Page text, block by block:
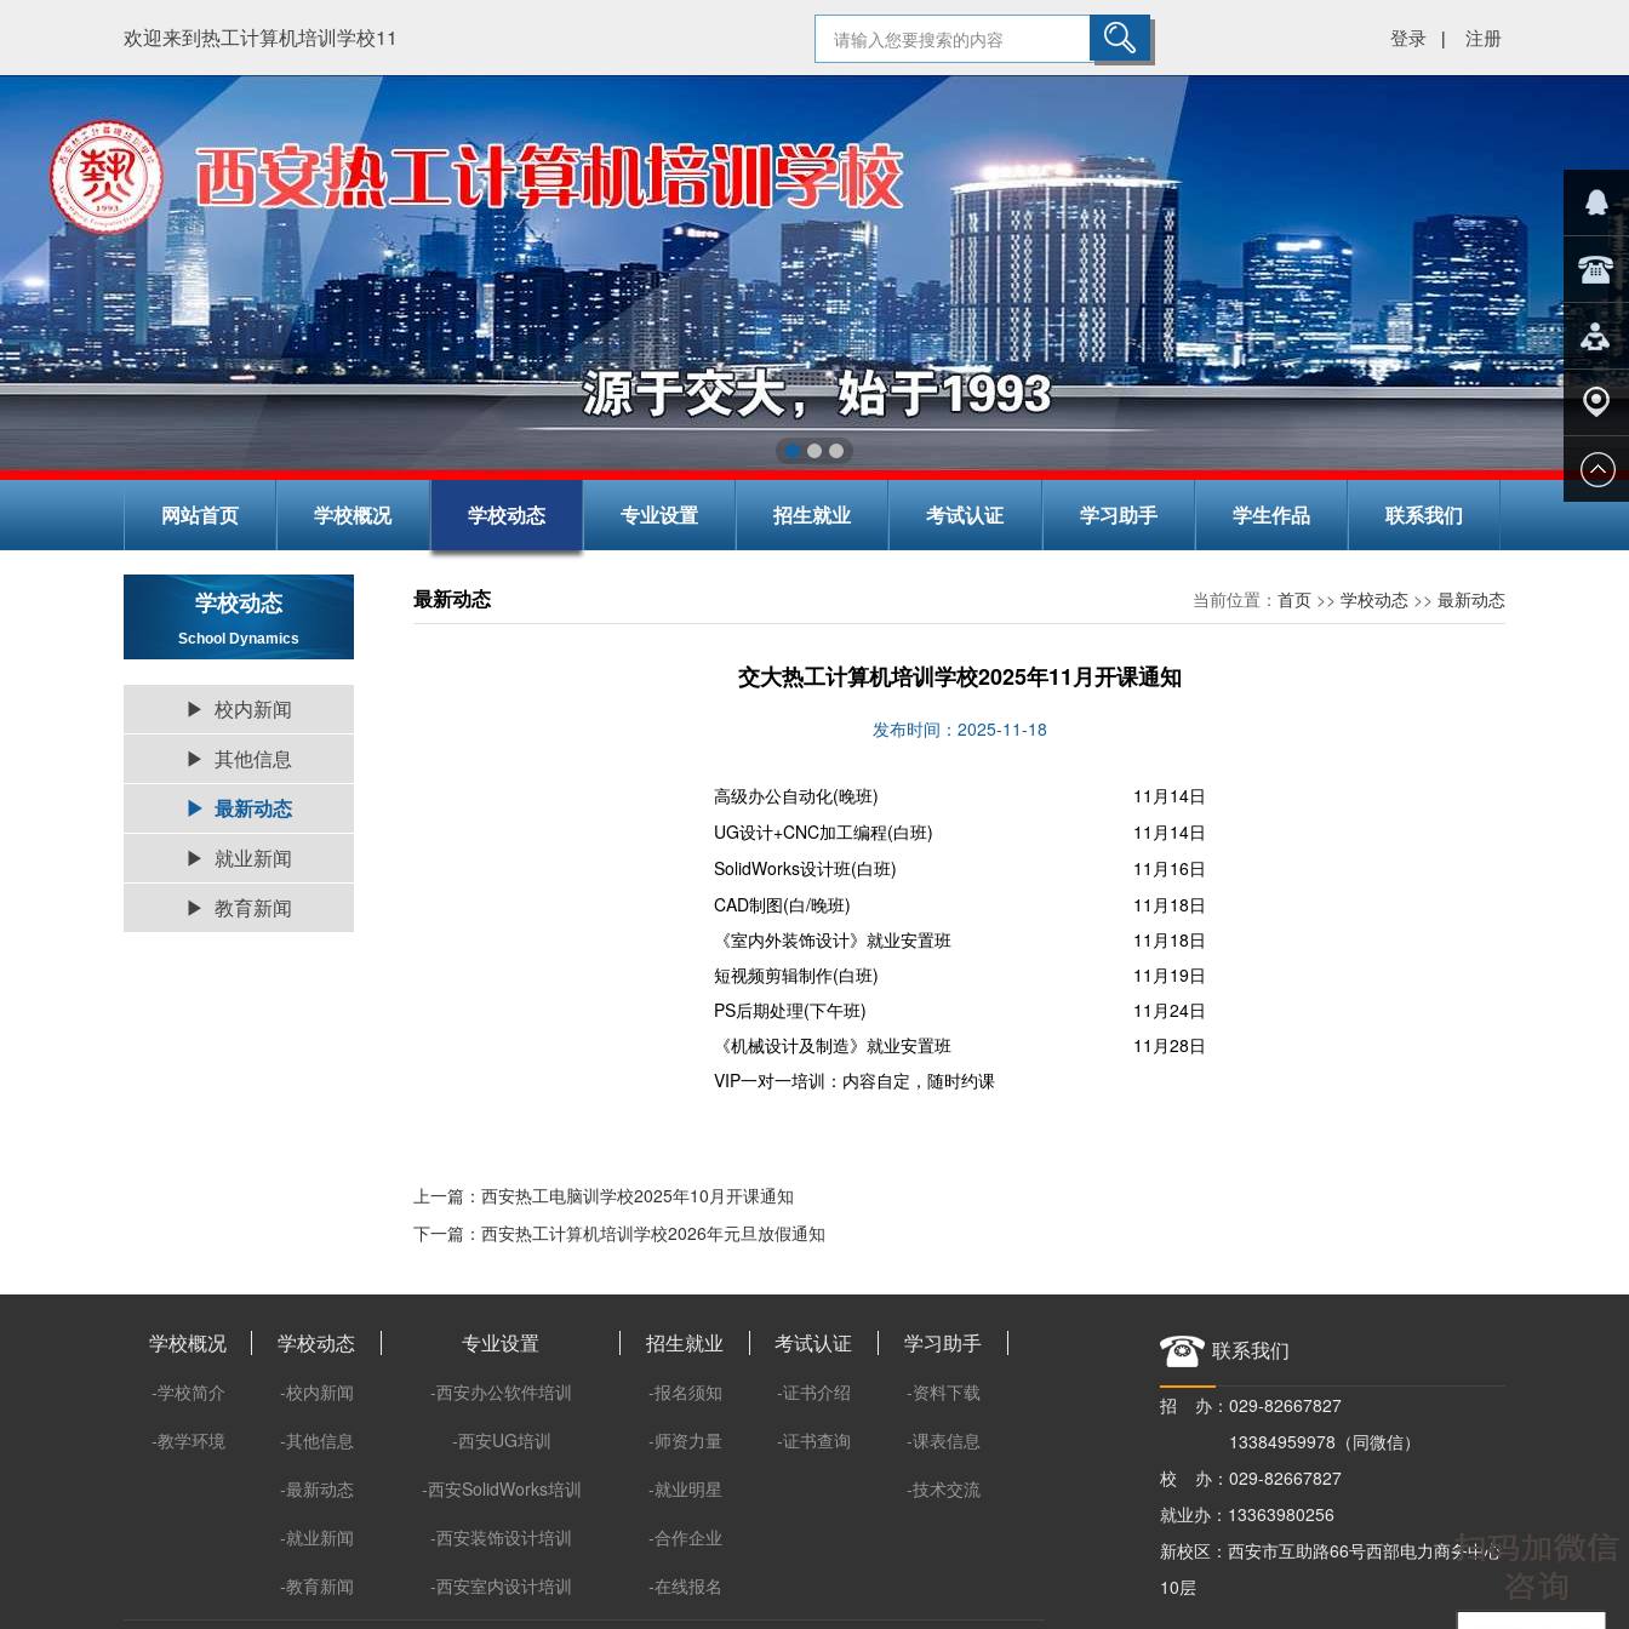
欢迎来到热工计算机培训学校11 登录 | 注册
网站首页 学校概况 学校动态 专业设置 招生就业 考试认证 学习助手 学生作品 联系我们
学校动态
School Dynamics
▶ 校内新闻
▶ 其他信息
▶ 最新动态
▶ 就业新闻
▶ 教育新闻
最新动态 当前位置： 首页>> 学校动态>> 最新动态
交大热工计算机培训学校2025年11月开课通知
发布时间：2025-11-18
高级办公自动化(晚班)
11月14日
UG设计+CNC加工编程(白班)
11月14日
SolidWorks设计班(白班)
11月16日
CAD制图(白/晚班)
11月18日
《室内外装饰设计》就业安置班
11月18日
短视频剪辑制作(白班)
11月19日
PS后期处理(下午班)
11月24日
《机械设计及制造》就业安置班
11月28日
VIP一对一培训：内容自定，随时约课
上一篇：西安热工电脑训学校2025年10月开课通知
下一篇：西安热工计算机培训学校2026年元旦放假通知
学校概况
-学校简介
-教学环境
学校动态
-校内新闻
-其他信息
-最新动态
-就业新闻
-教育新闻
专业设置
-西安办公软件培训
-西安UG培训
-西安SolidWorks培训
-西安装饰设计培训
-西安室内设计培训
招生就业
-报名须知
-师资力量
-就业明星
-合作企业
-在线报名
考试认证
-证书介绍
-证书查询
学习助手
-资料下载
-课表信息
-技术交流
联系我们
招 办：029-82667827
13384959978（同微信）
校 办：029-82667827
就业办：13363980256
新校区：西安市互助路66号西部电力商务中心
10层
在线客
服
029-
在线报
学校地